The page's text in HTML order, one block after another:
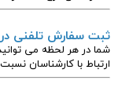
ثبت سفارش تلفنی
شما در هر لحظه می
ارتباط با کارشناسان